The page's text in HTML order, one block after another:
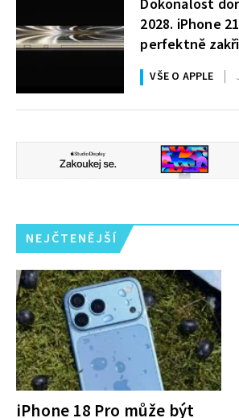
Dokonalost
2028. iPhone
perfektně
i 200MPx foťák
VŠE O APPLE
NEJČTENĚJŠÍ
iPhone 18 Pro může být